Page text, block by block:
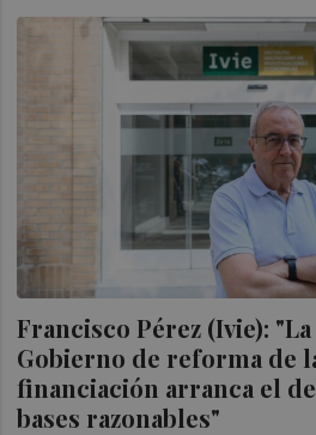
Francisco Pérez (Ivie):
Gobierno de reforma de
financiación arranca el
bases razonables"